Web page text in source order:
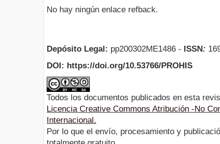
No hay ningún enlace refback.
Depósito Legal: pp200302ME1486 - ISSN:
DOI: https://doi.org/10.53766/PROHIS
Todos los documentos publicados en esta
Licencia Creative Commons Atribución -No
Internacional.
Por lo que el envío, procesamiento y